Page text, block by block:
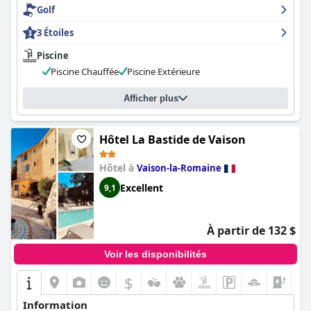
une retraite confortable et sereine. Malgré une mention
occasionnelle d'une décoration datée, la plupart des
commentaires soulignent le confort et le design personnalisé
des chambres, faisant des Florets un choix idéal pour un séjour
paisible et esthétiquement agréable.
son serviabilité et son professionnalisme. Les clients soulignent
constamment l'atmosphère accueillante créée par le personnel
attentif et accommodant, y compris l'hospitalité chaleureuse
des propriétaires. Le service efficace et discret, tant à la
réception qu'au restaurant, laisse une impression positive
durable, contribuant de manière significative à la satisfaction
générale des clients.
En résumé,Les Floretsexcelle par son emplacement à couper le
souffle, sa cuisine exceptionnelle, son hébergement confortable
et son service exceptionnel, ce qui en fait un choix de premier
ordre pour les voyageurs à la recherche d'une expérience
tranquille et immersive dans la nature.
Golf
3 Étoiles
Piscine
Piscine Chauffée
Piscine Extérieure
Afficher plus
Hôtel La Bastide de Vaison
Hôtel à Vaison-la-Romaine
9,1 Excellent
À partir de 132 $
Voir les disponibilités
$
Information